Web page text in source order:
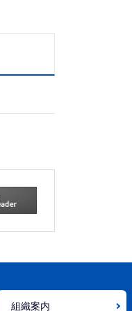
組織案内